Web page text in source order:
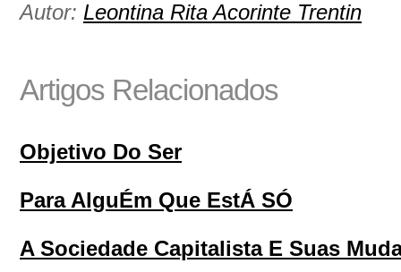
Autor: Leontina Rita Acorinte Trentin
Artigos Relacionados
Objetivo Do Ser
Para AlguÉm Que EstÁ SÓ
A Sociedade Capitalista E Suas